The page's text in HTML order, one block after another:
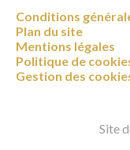
Conditions
Plan du site
Mentions légales
Politique de
Gestion des
Site